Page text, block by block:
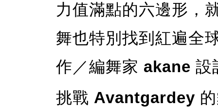
力值滿點的六邊形，
舞也特別找到紅遍全
作／編舞家 akane 設
挑戰 Avantgardey